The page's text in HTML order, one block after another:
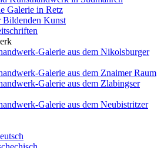
Galerie in Retz
Bildenden Kunst
Galerie aus dem Nikolsburger
Galerie aus dem Znaimer Raum
Galerie aus dem Zlabingser
Galerie aus dem Neubistritzer